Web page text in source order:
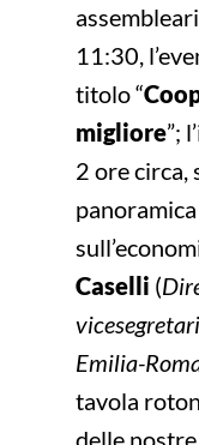
11:30,
titolo “
migliore”;
2 ore circa,
Caselli (
Emilia-
tavola
delle